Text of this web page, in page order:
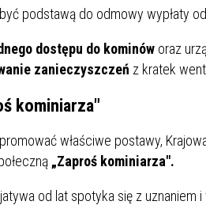
podstawą do odmowy wypłaty
dostępu do kominów oraz
zanieczyszczeń z kratek
kominiarza"
właściwe postawy,
„Zaproś kominiarza".
od lat spotyka się z uznaniem i